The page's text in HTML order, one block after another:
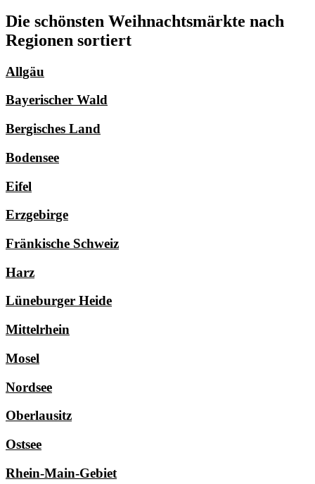
Die schönsten Weihnachtsmärkte nach
Regionen sortiert
Allgäu
Bayerischer Wald
Bergisches Land
Bodensee
Eifel
Erzgebirge
Fränkische Schweiz
Harz
Lüneburger Heide
Mittelrhein
Mosel
Nordsee
Oberlausitz
Ostsee
Rhein-Main-Gebiet